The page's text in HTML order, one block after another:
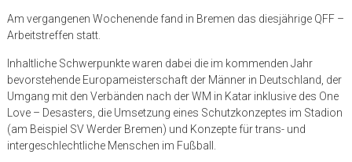
Am vergangenen Wochenende fand in Bremen das diesjährige QFF –
Arbeitstreffen statt.
Inhaltliche Schwerpunkte waren dabei die im kommenden Jahr
bevorstehende Europameisterschaft der Männer in Deutschland, der
Umgang mit den Verbänden nach der WM in Katar inklusive des One
Love – Desasters, die Umsetzung eines Schutzkonzeptes im Stadion
(am Beispiel SV Werder Bremen) und Konzepte für trans- und
intergeschlechtliche Menschen im Fußball.